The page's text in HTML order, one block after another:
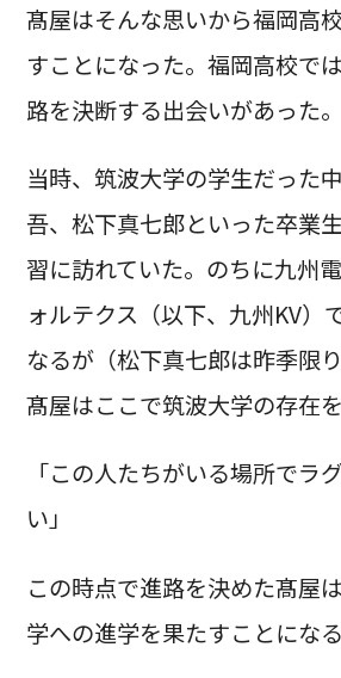
髙屋はそんな思いから福岡高
すことになった。福岡高校で
路を決断する出会いがあった。
当時、筑波大学の学生だった
吾、松下真七郎といった卒業
習に訪れていた。のちに九州
ォルテクス（以下、九州KV）
なるが（松下真七郎は昨季限
髙屋はここで筑波大学の存在を
「この人たちがいる場所でラ
い」
この時点で進路を決めた髙屋
学への進学を果たすことになる